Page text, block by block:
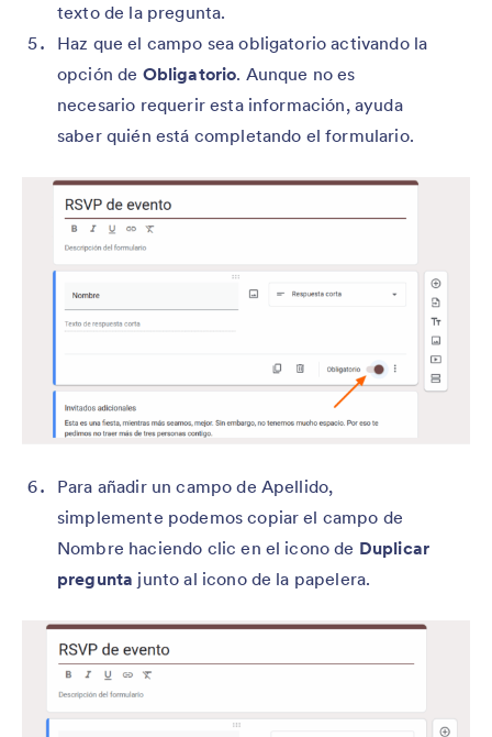
texto de la pregunta.
Haz que el campo sea obligatorio activando la
opción de Obligatorio. Aunque no es
necesario requerir esta información, ayuda
saber quién está completando el formulario.
Para añadir un campo de Apellido,
simplemente podemos copiar el campo de
Nombre haciendo clic en el icono de Duplicar
pregunta junto al icono de la papelera.